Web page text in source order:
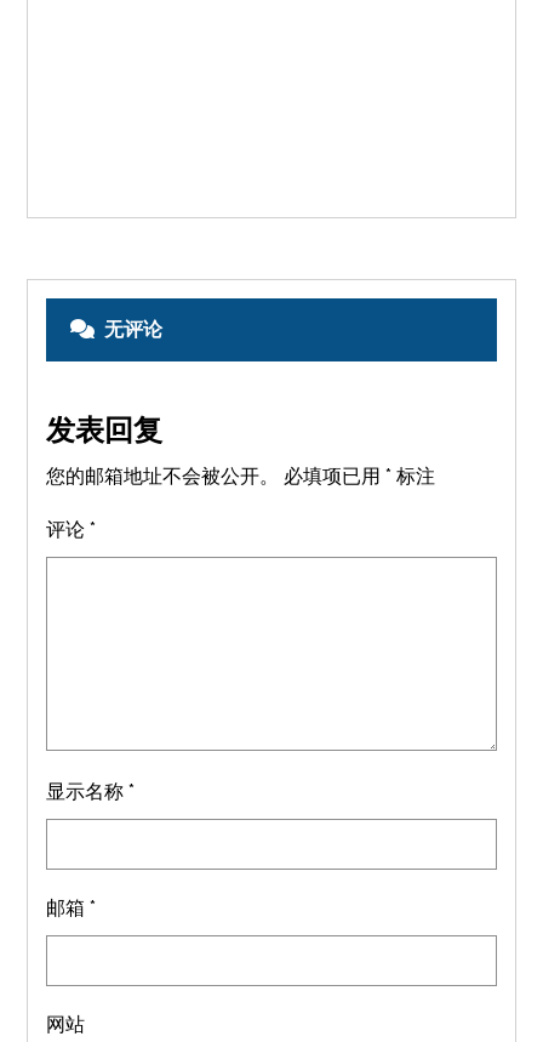
无评论
发表回复
您的邮箱地址不会被公开。 必填项已用* 标注
评论*
显示名称*
邮箱*
网站